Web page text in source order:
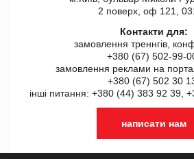
2 поверх, оф 121,
Контакти для:
замовлення треннгів,
+380 (67) 502-99-
замовлення реклами на
+380 (67) 502 30
інші питання: +380 (44) 383 92 39,
написати нам